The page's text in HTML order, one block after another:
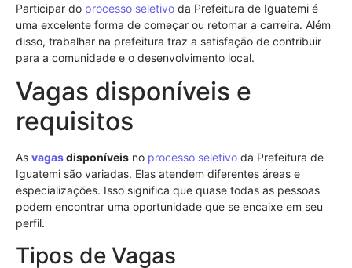
Participar do processo seletivo da Prefeitura de Iguatemi é
uma excelente forma de começar ou retomar a carreira. Além
disso, trabalhar na prefeitura traz a satisfação de contribuir
para a comunidade e o desenvolvimento local.
Vagas disponíveis e
requisitos
As vagasdisponíveis no processo seletivo da Prefeitura de
Iguatemi são variadas. Elas atendem diferentes áreas e
especializações. Isso significa que quase todas as pessoas
podem encontrar uma oportunidade que se encaixe em seu
perfil.
Tipos de Vagas